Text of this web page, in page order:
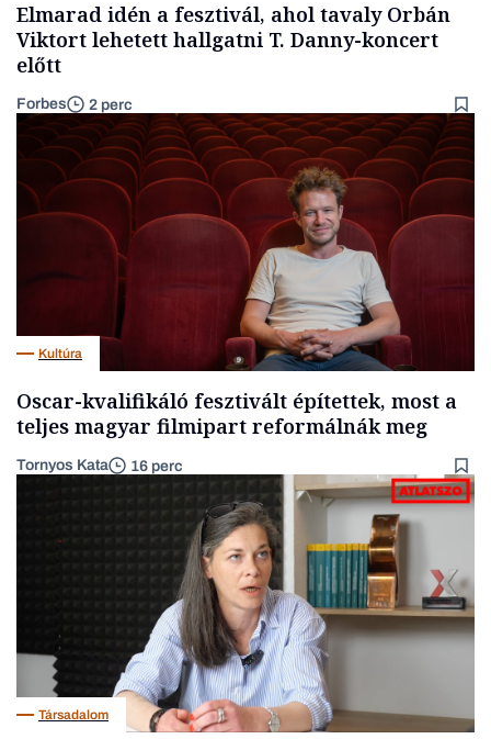
Elmarad idén a fesztivál, ahol tavaly Orbán
Viktort lehetett hallgatni T. Danny-koncert
előtt
Forbes 2 perc
Kultúra
Oscar-kvalifikáló fesztivált építettek, most a
teljes magyar filmipart reformálnák meg
Tornyos Kata 16 perc
Társadalom